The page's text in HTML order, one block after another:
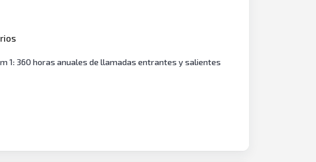
1: 360 horas anuales de llamadas entrantes y salientes